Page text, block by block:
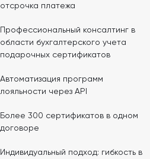
отсрочка платежа
Профессиональный консалтинг в
области бухгалтерского учета
подарочных сертификатов
Автоматизация программ
лояльности через API
Более 300 сертификатов в одном
договоре
Индивидуальный подход: гибкость в